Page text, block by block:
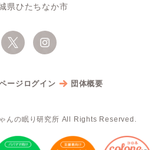
県ひたちなか市
ージログイン 団体概要
んの眠り研究所 All Rights Reserved.